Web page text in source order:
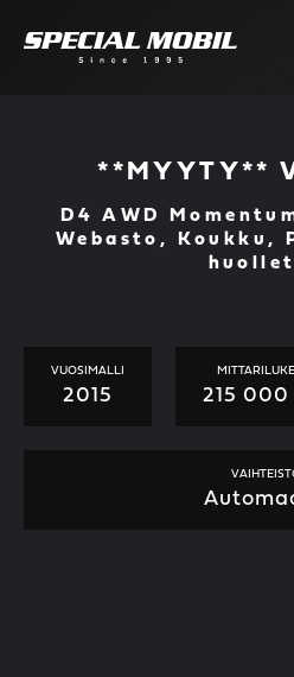
**MYYTY**
D4 AWD
Webasto, Koukku,
VUOSIMALLI
2015 215 000